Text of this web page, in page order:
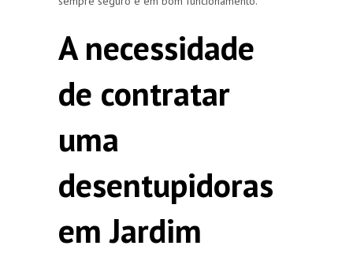
A necessidade
de contratar
uma
desentupidoras
em Jardim